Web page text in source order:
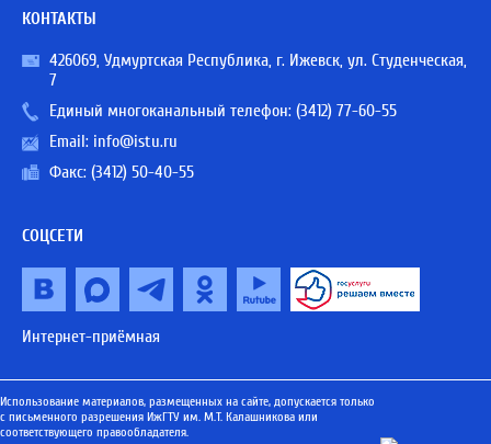
КОНТАКТЫ
426069, Удмуртская Республика, г. Ижевск, ул. Студенческая,
7
Единый многоканальный телефон: (3412) 77-60-55
Email: info@istu.ru
Факс: (3412) 50-40-55
СОЦСЕТИ
Интернет-приёмная
Использование материалов, размещенных на сайте, допускается только
с письменного разрешения ИжГТУ им. М.Т. Калашникова или
соответствующего правообладателя.